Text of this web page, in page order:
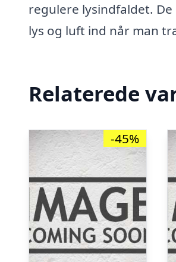
regulere lysindfaldet.
lys og luft ind når man
Relaterede
-45%